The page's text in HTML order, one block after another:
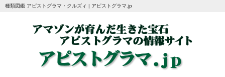
種類図鑑 アピストグラマ・クルズィ | アピストグラマ.jp